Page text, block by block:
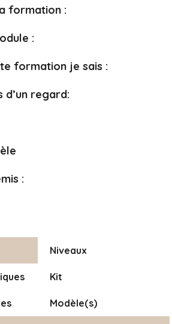
formation :
:
formation je sais :
d’un regard:
:
Niveaux
Kit
Modèle(s)